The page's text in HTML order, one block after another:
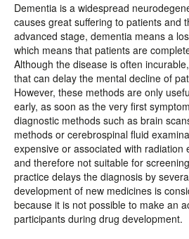
Dementia is a widespread
causes great suffering to patients and
advanced stage, dementia means a
which means that patients are
Although the disease is often
that can delay the mental decline of
However, these methods are only
early, as soon as the very first
diagnostic methods such as brain
methods or cerebrospinal fluid
expensive or associated with radiation
and therefore not suitable for
practice delays the diagnosis by
development of new medicines is
because it is not possible to make an
participants during drug development.